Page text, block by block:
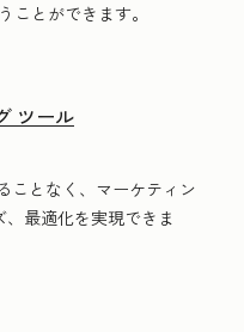
ことができます。
ツール
ことなく、マーケティン
最適化を実現できま